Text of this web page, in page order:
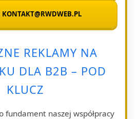
KONTAKT@RWDWEB.PL
REKLAMY NA
DLA B2B – POD
KLUCZ
fundament naszej współpracy